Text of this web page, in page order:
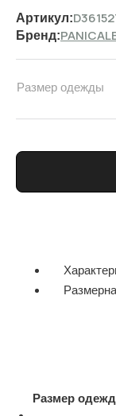
Артикул:
Бренд:
Размер одежды
Количество
Размер